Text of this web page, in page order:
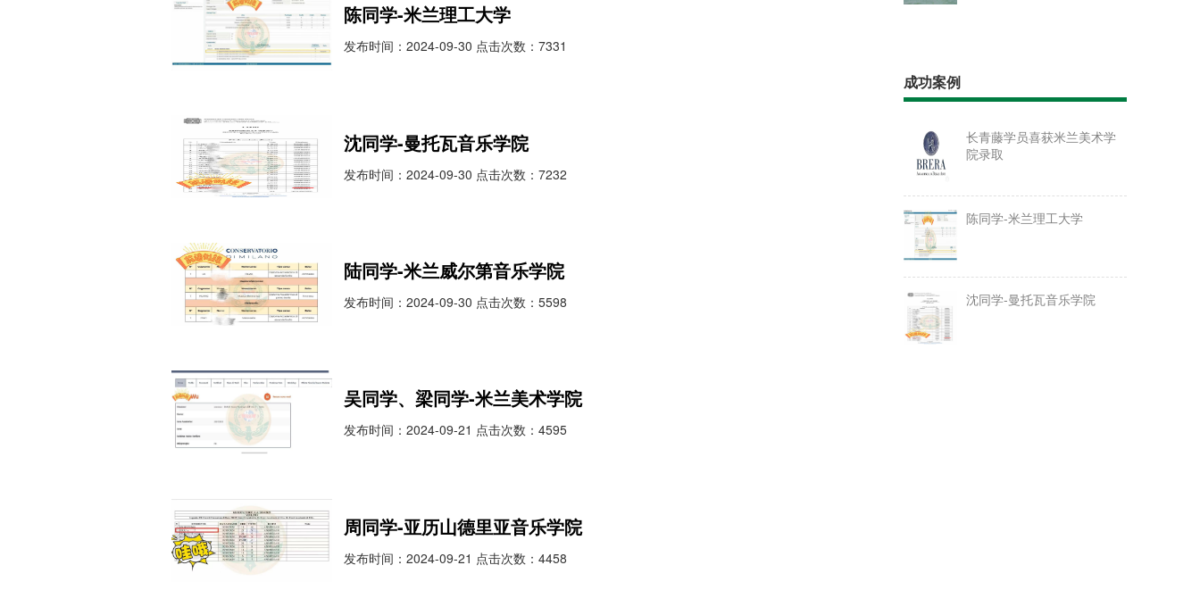
陈同学-米兰理工大学
发布时间：2024-09-30 点击次数：7331
沈同学-曼托瓦音乐学院
发布时间：2024-09-30 点击次数：7232
陆同学-米兰威尔第音乐学院
发布时间：2024-09-30 点击次数：5598
吴同学、梁同学-米兰美术学院
发布时间：2024-09-21 点击次数：4595
周同学-亚历山德里亚音乐学院
发布时间：2024-09-21 点击次数：4458
成功案例
长青藤学员喜获米兰美术学
院录取
陈同学-米兰理工大学
沈同学-曼托瓦音乐学院